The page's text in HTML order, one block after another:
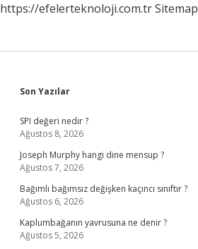
https://efelerteknoloji.com.trSitemap
Sidebar
Son Yazılar
SPI değeri nedir ?
Ağustos 8, 2026
Joseph Murphy hangi dine mensup ?
Ağustos 7, 2026
Bağımlı bağımsız değişken kaçıncı sınıftır ?
Ağustos 6, 2026
Kaplumbağanın yavrusuna ne denir ?
Ağustos 5, 2026